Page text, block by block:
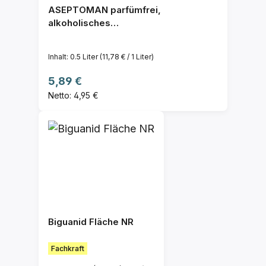
ASEPTOMAN parfümfrei,
alkoholisches
Inhalt: 0.5 Liter(11,78 € / 1 Liter)
Regulärer Preis:
5,89 €
Netto: 4,95 €
Biguanid Fläche NR
Fachkraft